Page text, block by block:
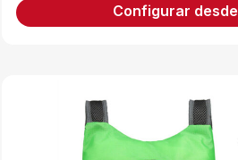
Configurar desde